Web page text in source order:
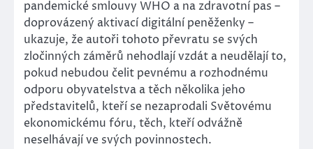
pandemické smlouvy WHO a na zdravotní pas –
doprovázený aktivací digitální peněženky –
ukazuje, že autoři tohoto převratu se svých
zločinných záměrů nehodlají vzdát a neudělají to,
pokud nebudou čelit pevnému a rozhodnému
odporu obyvatelstva a těch několika jeho
představitelů, kteří se nezaprodali Světovému
ekonomickému fóru, těch, kteří odvážně
neselhávají ve svých povinnostech.